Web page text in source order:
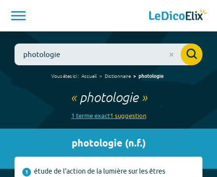
Vous êtes ici : Accueil Dictionnaire photologie
« photologie»
1 termeexact1 suggestion
photologie (n.f.)
1
étude de l'action de la lumière sur les êtres